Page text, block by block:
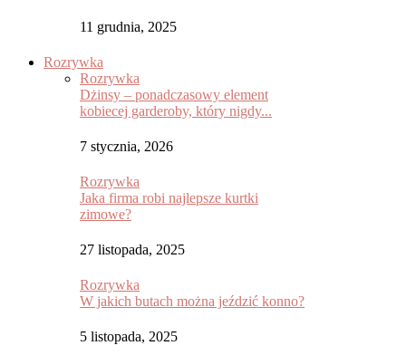
11 grudnia, 2025
Rozrywka
Rozrywka
Dżinsy – ponadczasowy element
kobiecej garderoby, który nigdy...
7 stycznia, 2026
Rozrywka
Jaka firma robi najlepsze kurtki
zimowe?
27 listopada, 2025
Rozrywka
W jakich butach można jeździć konno?
5 listopada, 2025